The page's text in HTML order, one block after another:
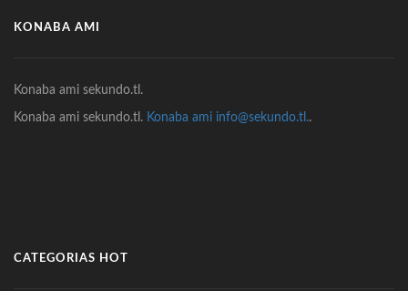
KONABA AMI
Konaba ami sekundo.tl.
Konaba ami sekundo.tl. Konaba ami info@sekundo.tl..
CATEGORIAS HOT